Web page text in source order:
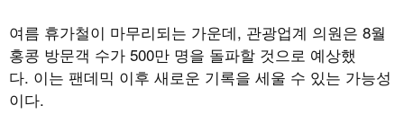
여름 휴가철이 마무리되는 가운데, 관광업계 의원은 8월
홍콩 방문객 수가 500만 명을 돌파할 것으로 예상했
다. 이는 팬데믹 이후 새로운 기록을 세울 수 있는 가능성
이다.